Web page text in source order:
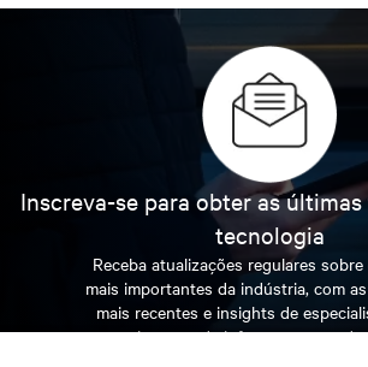
Inscreva-se para obter as
tecnologia
Receba atualizações regulares
mais importantes da indústria, com
mais recentes e insights de
gerenciamento de infraestrutura e de